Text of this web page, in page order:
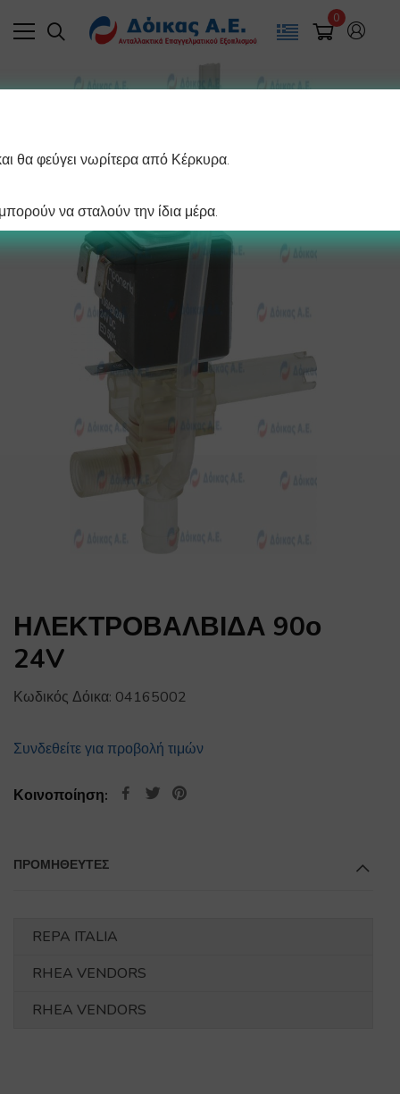
0
ΗΛΕΚΤΡΟΒΑΛΒΙΔΑ 90ο
24V
Κωδικός Δόικα: 04165002
Συνδεθείτε για προβολή τιμών
Κοινοποίηση:
ΠΡΟΜΗΘΕΥΤΕΣ
REPA ITALIA
RHEA VENDORS
RHEA VENDORS
θα φεύγει νωρίτερα από Κέρκυρα.
να σταλούν την ίδια μέρα.